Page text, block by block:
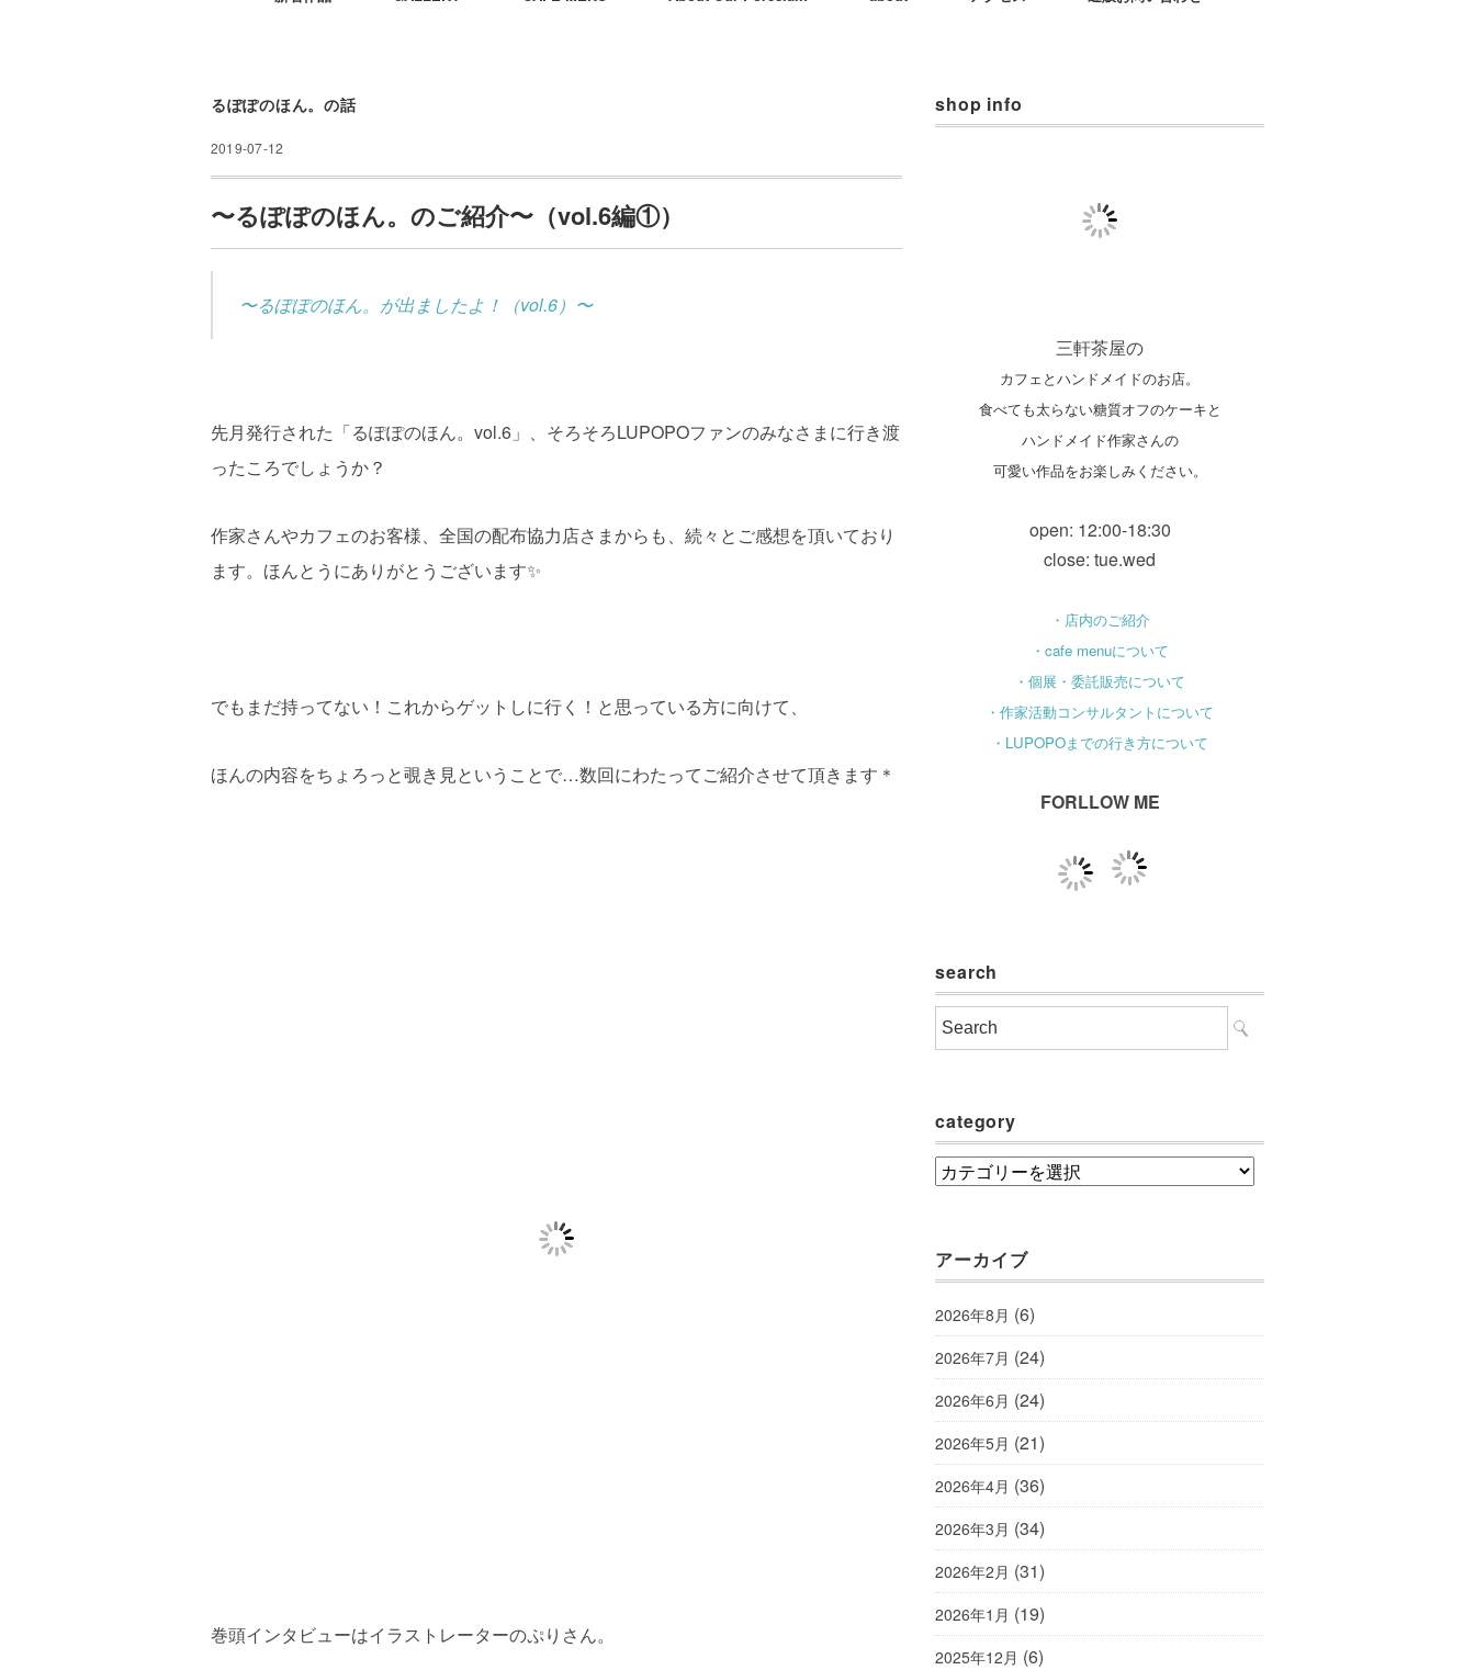
るぽぽのほん。の話
2019-07-12
〜るぽぽのほん。のご紹介〜（vol.6編①）
〜るぽぽのほん。が出ましたよ！（vol.6）〜
先月発行された「るぽぽのほん。vol.6」、そろそろLUPOPOファンのみなさまに行き渡
ったころでしょうか？
作家さんやカフェのお客様、全国の配布協力店さまからも、続々とご感想を頂いており
ます。ほんとうにありがとうございます✨
でもまだ持ってない！これからゲットしに行く！と思っている方に向けて、
ほんの内容をちょろっと覗き見ということで…数回にわたってご紹介させて頂きます＊
巻頭インタビューはイラストレーターのぷりさん。
shop info
三軒茶屋の
カフェとハンドメイドのお店。
食べても太らない糖質オフのケーキと
ハンドメイド作家さんの
可愛い作品をお楽しみください。
open: 12:00-18:30
close: tue.wed
・店内のご紹介
・cafe menuについて
・個展・委託販売について
・作家活動コンサルタントについて
・LUPOPOまでの行き方について
FORLLOW ME
search
category
category
アーカイブ
2026年8月 (6)
2026年7月 (24)
2026年6月 (24)
2026年5月 (21)
2026年4月 (36)
2026年3月 (34)
2026年2月 (31)
2026年1月 (19)
2025年12月 (6)